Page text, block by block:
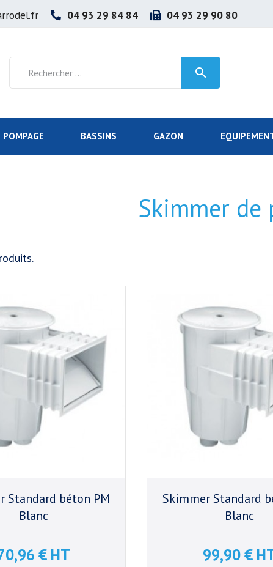
04 93 29 84 84 04 93 29 90 80

POMPAGE BASSINS GAZON
Skimmer de
Standard béton PM
Blanc
Prix
€ HT
Skimmer Standard
Blanc
Prix
99,90 €